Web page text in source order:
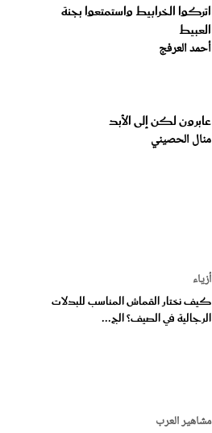
اتركوا الخرابيط واستمتعوا بجنة
العبيط
أحمد العرفج
عابرون لكن إلى الأبد
منال الحصيني
أزياء
كيف نختار القماش المناسب للبدلات
الرجالية في الصيف؟ الج...
مشاهير العرب